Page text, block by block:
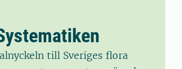
till Sveriges flora